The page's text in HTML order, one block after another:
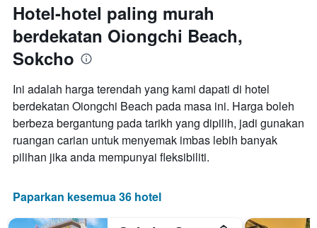
Hotel-hotel paling murah
berdekatan Oiongchi Beach,
Sokcho
Ini adalah harga terendah yang kami dapati di hotel
berdekatan Oiongchi Beach pada masa ini. Harga boleh
berbeza bergantung pada tarikh yang dipilih, jadi gunakan
ruangan carian untuk menyemak imbas lebih banyak
pilihan jika anda mempunyai fleksibiliti.
Paparkan kesemua 36 hotel